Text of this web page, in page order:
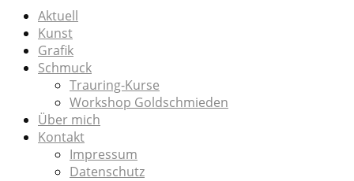
Aktuell
Kunst
Grafik
Schmuck
Trauring-Kurse
Workshop Goldschmieden
Über mich
Kontakt
Impressum
Datenschutz